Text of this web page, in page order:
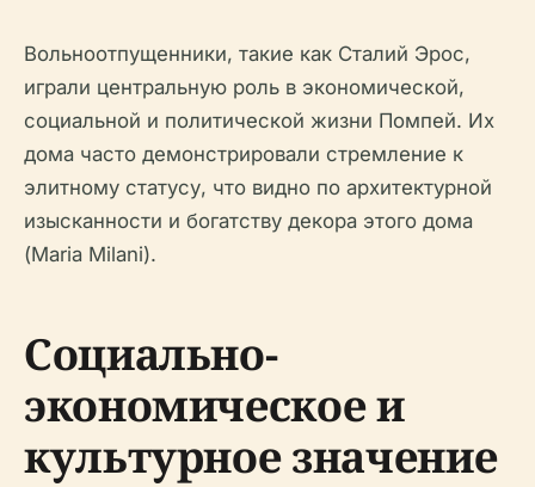
Вольноотпущенники, такие как Сталий Эрос,
играли центральную роль в экономической,
социальной и политической жизни Помпей. Их
дома часто демонстрировали стремление к
элитному статусу, что видно по архитектурной
изысканности и богатству декора этого дома
(Maria Milani).
Социально-
экономическое и
культурное значение